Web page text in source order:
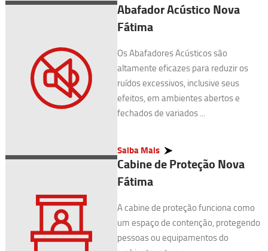
Abafador Acústico Nova
Fátima
Os Abafadores Acústicos são
altamente eficazes para reduzir os
ruídos excessivos, inclusive seus
efeitos, em ambientes abertos e
fechados de variados ...
Saiba Mais
Cabine de Proteção Nova
Fátima
A cabine de proteção funciona como
um espaço de contenção, protegendo
pessoas ou equipamentos do